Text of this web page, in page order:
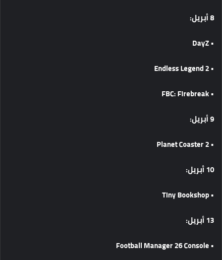
8أبريل:
• DayZ
• Endless Legend 2
• FBC: Firebreak
9أبريل:
• Planet Coaster 2
10أبريل:
• Tiny Bookshop
13أبريل:
• Football Manager 26 Console